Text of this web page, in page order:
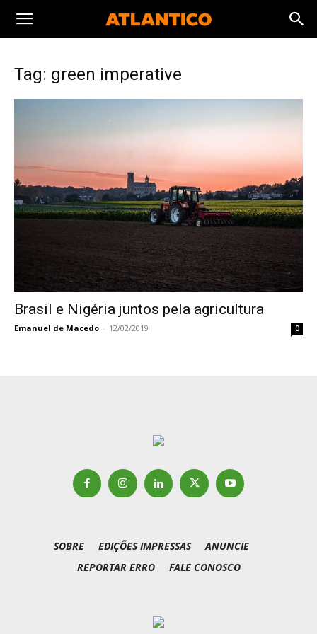
Tag: green imperative
Brasil e Nigéria juntos pela agricultura
Emanuel de Macedo - 12/02/2019 0
SOBRE EDIÇÕES IMPRESSAS
ANUNCIE
REPORTAR ERRO
FALE CONOSCO